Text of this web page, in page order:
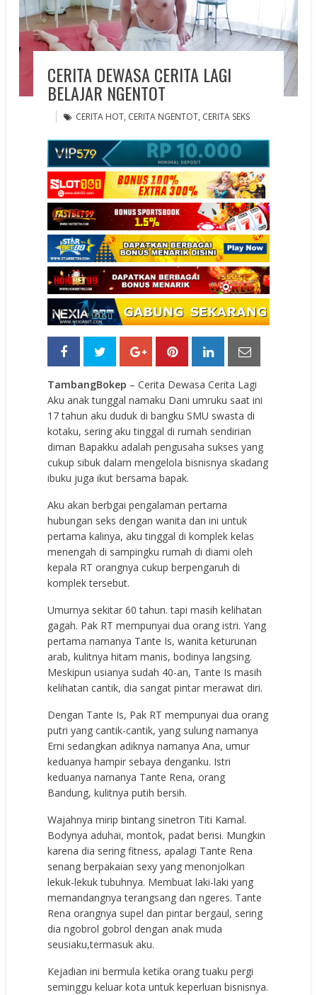
CERITA DEWASA CERITA LAGI
BELAJAR NGENTOT
CERITA HOT, CERITA NGENTOT, CERITA SEKS
TambangBokep – Cerita Dewasa Cerita Lagi
Aku anak tunggal namaku Dani umruku saat ini
17 tahun aku duduk di bangku SMU swasta di
kotaku, sering aku tinggal di rumah sendirian
diman Bapakku adalah pengusaha sukses yang
cukup sibuk dalam mengelola bisnisnya skadang
ibuku juga ikut bersama bapak.
Aku akan berbgai pengalaman pertama
hubungan seks dengan wanita dan ini untuk
pertama kalinya, aku tinggal di komplek kelas
menengah di sampingku rumah di diami oleh
kepala RT orangnya cukup berpengaruh di
komplek tersebut.
Umurnya sekitar 60 tahun. tapi masih kelihatan
gagah. Pak RT mempunyai dua orang istri. Yang
pertama namanya Tante Is, wanita keturunan
arab, kulitnya hitam manis, bodinya langsing.
Meskipun usianya sudah 40-an, Tante Is masih
kelihatan cantik, dia sangat pintar merawat diri.
Dengan Tante Is, Pak RT mempunyai dua orang
putri yang cantik-cantik, yang sulung namanya
Erni sedangkan adiknya namanya Ana, umur
keduanya hampir sebaya denganku. Istri
keduanya namanya Tante Rena, orang
Bandung, kulitnya putih bersih.
Wajahnya mirip bintang sinetron Titi Kamal.
Bodynya aduhai, montok, padat berisi. Mungkin
karena dia sering fitness, apalagi Tante Rena
senang berpakaian sexy yang menonjolkan
lekuk-lekuk tubuhnya. Membuat laki-laki yang
memandangnya terangsang dan ngeres. Tante
Rena orangnya supel dan pintar bergaul, sering
dia ngobrol gobrol dengan anak muda
seusiaku,termasuk aku.
Kejadian ini bermula ketika orang tuaku pergi
seminggu keluar kota untuk keperluan bisnisnya.